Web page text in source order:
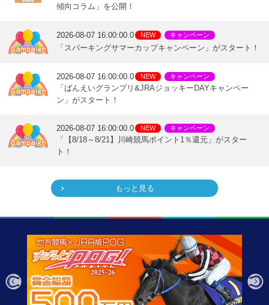
傾向コラム」を公開！
2026-08-07 16:00:00.0 NEW キャンペーン
「スパーキングサマーカップキャンペーン」がスタート！
2026-08-07 16:00:00.0 NEW キャンペーン
「ばんえいグランプリ&JRAジョッキーDAYキャンペー
ン」がスタート！
2026-08-07 16:00:00.0 NEW キャンペーン
「【8/18～8/21】川崎競馬ポイント1％還元」がスター
ト！
もっと見る